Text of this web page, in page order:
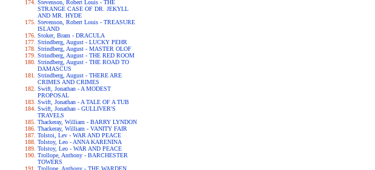
Stevenson, Robert Louis - THE
STRANGE CASE OF DR. JEKYLL
AND MR. HYDE
Stevenson, Robert Louis - TREASURE
ISLAND
Stoker, Bram - DRACULA
Strindberg, August - LUCKY PEHR
Strindberg, August - MASTER OLOF
Strindberg, August - THE RED ROOM
Strindberg, August - THE ROAD TO
DAMASCUS
Strindberg, August - THERE ARE
CRIMES AND CRIMES
Swift, Jonathan - A MODEST
PROPOSAL
Swift, Jonathan - A TALE OF A TUB
Swift, Jonathan - GULLIVER'S
TRAVELS
Thackeray, William - BARRY LYNDON
Thackeray, William - VANITY FAIR
Tolstoi, Lev - WAR AND PEACE
Tolstoy, Leo - ANNA KARENINA
Tolstoy, Leo - WAR AND PEACE
Trollope, Anthony - BARCHESTER
TOWERS
Trollope, Anthony - THE WARDEN